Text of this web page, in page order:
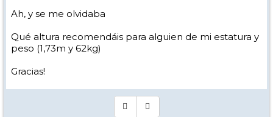
Ah, y se me olvidaba
Qué altura recomendáis para alguien de mi estatura y
peso (1,73m y 62kg)
Gracias!